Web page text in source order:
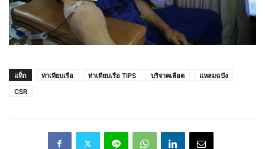
แท็ก ท่าเทียบเรือ ท่าเทียบเรือ TIPS บริจาคเลือด
แหลมฉบัง
CSR